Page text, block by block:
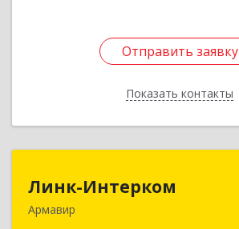
Отправить заявку
Показать контакты
Отправить заявку
Назад
Линк-Интерком
Армавир